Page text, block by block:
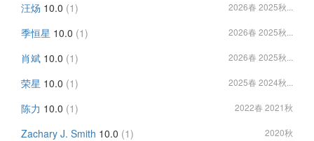
汪炀 10.0 (1) 2026春 2025秋...
季恒星 10.0 (1) 2026春 2025秋...
肖斌 10.0 (1) 2026春 2025秋...
荣星 10.0 (1) 2025春 2024秋...
陈力 10.0 (1) 2022春 2021秋
Zachary J. Smith 10.0 (1) 2020秋